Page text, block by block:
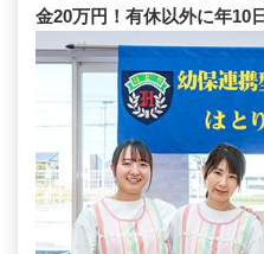
金20万円！有休以外に年10